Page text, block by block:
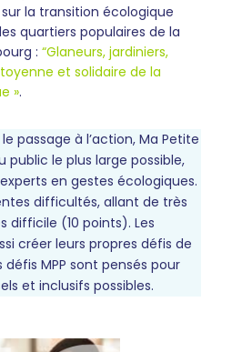
la transition écologique
quartiers populaires de la
: “Glaneurs, jardiniers,
et solidaire de la
».
passage à l’action, Ma Petite
public le plus large possible,
en gestes écologiques.
difficultés, allant de très
difficile (10 points). Les
créer leurs propres défis de
défis MPP sont pensés pour
et inclusifs possibles.